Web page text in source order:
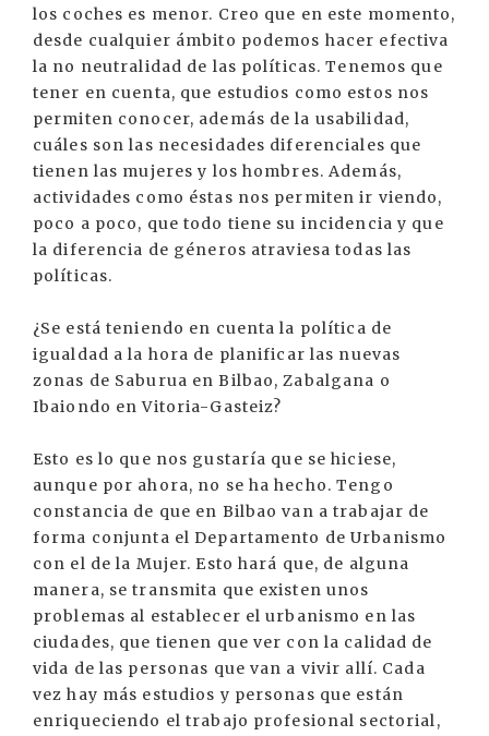
los coches es menor. Creo que en este momento,
desde cualquier ámbito podemos hacer efectiva
la no neutralidad de las políticas. Tenemos que
tener en cuenta, que estudios como estos nos
permiten conocer, además de la usabilidad,
cuáles son las necesidades diferenciales que
tienen las mujeres y los hombres. Además,
actividades como éstas nos permiten ir viendo,
poco a poco, que todo tiene su incidencia y que
la diferencia de géneros atraviesa todas las
políticas.
¿Se está teniendo en cuenta la política de
igualdad a la hora de planificar las nuevas
zonas de Saburua en Bilbao, Zabalgana o
Ibaiondo en Vitoria-Gasteiz?
Esto es lo que nos gustaría que se hiciese,
aunque por ahora, no se ha hecho. Tengo
constancia de que en Bilbao van a trabajar de
forma conjunta el Departamento de Urbanismo
con el de la Mujer. Esto hará que, de alguna
manera, se transmita que existen unos
problemas al establecer el urbanismo en las
ciudades, que tienen que ver con la calidad de
vida de las personas que van a vivir allí. Cada
vez hay más estudios y personas que están
enriqueciendo el trabajo profesional sectorial,